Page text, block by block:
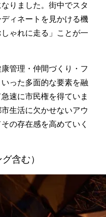
りました。街中でスタ
ィネートを見かける機
ゃれに走る」ことが一
管理・仲間づくり・フ
った多面的な要素を融
速に市民権を得ていま
生活に欠かせないアウ
の存在感を高めていく
含む）